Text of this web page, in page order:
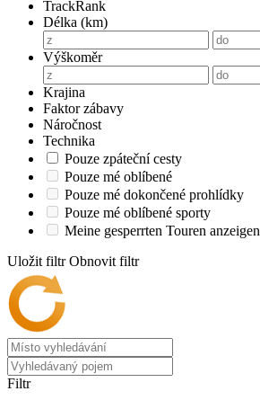
TrackRank
Délka (km)
Výškoměr
Krajina
Faktor zábavy
Náročnost
Technika
Pouze zpáteční cesty
Pouze mé oblíbené
Pouze mé dokončené prohlídky
Pouze mé oblíbené sporty
Meine gesperrten Touren anzeigen
Uložit filtr Obnovit filtr
Filtr